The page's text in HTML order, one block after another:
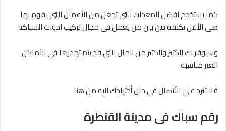
كما يستخدم افضل المعدات التى تجعل من الأعمال التى يقوم بها
هى الأقل تكلفه من بين من يعمل فى مجال تركيب ادوات السباكة
وسيوفر لك الكثير والكثير من المال التى قد يتم تهدرها فى الأماكن
الغير مناسبه
فلا تترد على الأتصال فى حال أحتياجك اليه من هنا
رقم سباك فى مدينة القنطرة